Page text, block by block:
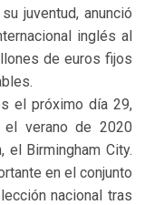
juventud, anunció
inglés al
de euros fijos
el próximo día 29,
verano de 2020
Birmingham City.
en el conjunto
nacional tras